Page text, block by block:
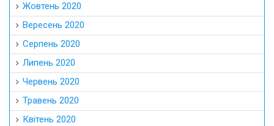
Жовтень 2020
Вересень 2020
Серпень 2020
Липень 2020
Червень 2020
Травень 2020
Квітень 2020